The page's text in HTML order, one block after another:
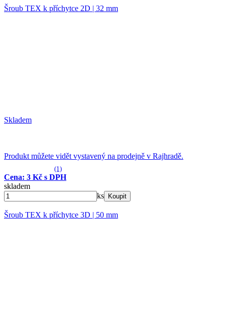
Šroub TEX k příchytce 2D | 32 mm
Skladem
Produkt můžete vidět vystavený na prodejně v Rajhradě.
(1)
Cena: 3 Kč s DPH
skladem
ks
Koupit
Šroub TEX k příchytce 3D | 50 mm